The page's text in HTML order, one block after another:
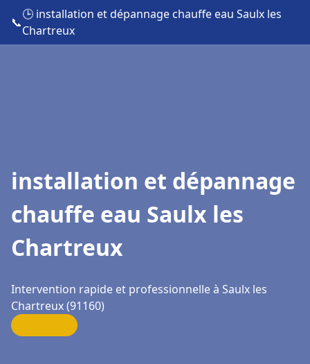
📞
🕒 installation et dépannage chauffe eau Saulx les
Chartreux
installation et dépannage
chauffe eau Saulx les
Chartreux
Intervention rapide et professionnelle à Saulx les
Chartreux (91160)